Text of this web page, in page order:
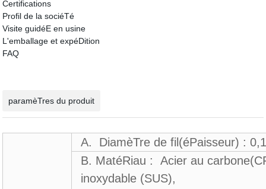
Certifications
Profil de la sociéTé
Visite guidéE en usine
L'emballage et expéDition
FAQ
paramèTres du produit
A. DiamèTre de fil(éPaisseur) :
B. MatéRiau : Acier au
inoxydable (SUS),